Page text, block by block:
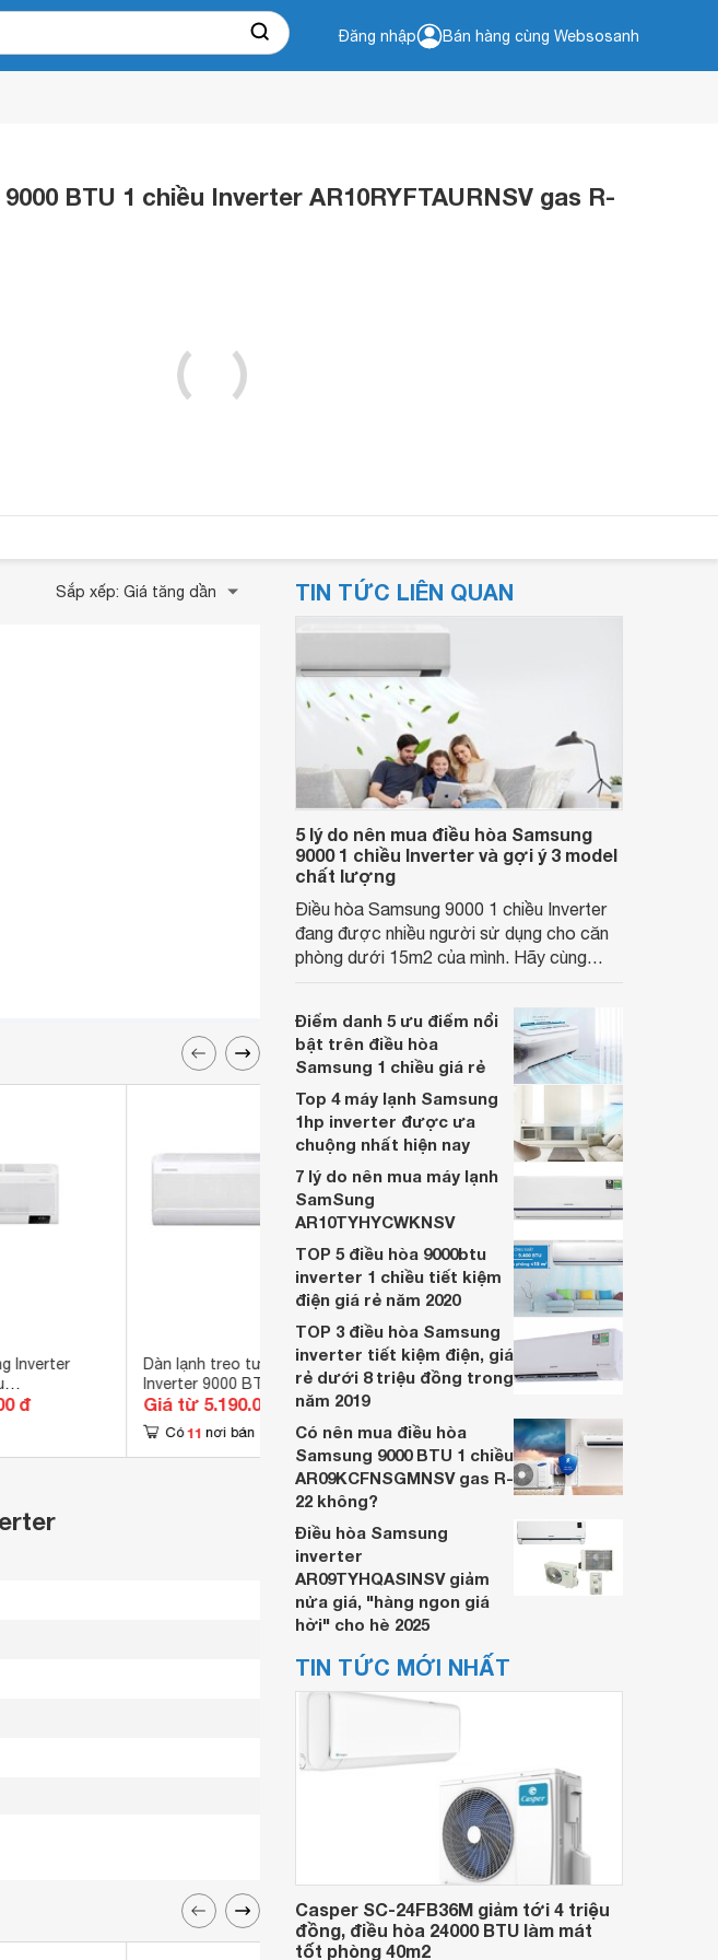
Đăng nhập Bán hàng cùng Websosanh
BTU 1 chiều Inverter AR10RYFTAURNSV gas R-
Sắp xếp: Giá tăng dần
Inverter
gas R-32
đ
Dàn lạnh treo tường Samsung
Inverter 9000 BTU 1 chiều
AJ025TNAPKH/EA gas R-410A
Giá từ 5.190.000 đ
Có 11 nơi bán
Dàn lạnh treo tường Multi
Samsung AJ050TNTDKH/EA
Có 17 nơi bán
TIN TỨC LIÊN QUAN
5 lý do nên mua điều hòa Samsung
9000 1 chiều Inverter và gợi ý 3 model
chất lượng
Điều hòa Samsung 9000 1 chiều Inverter
đang được nhiều người sử dụng cho căn
phòng dưới 15m2 của mình. Hãy cùng
trở nên thông dụng, cùng với đó là 3 gợi ý
sản phẩm tốt cho bạn lựa chọn.
Điểm danh 5 ưu điểm nổi
bật trên điều hòa
Samsung 1 chiều giá rẻ
Top 4 máy lạnh Samsung
1hp inverter được ưa
chuộng nhất hiện nay
7 lý do nên mua máy lạnh
SamSung
AR10TYHYCWKNSV
TOP 5 điều hòa 9000btu
inverter 1 chiều tiết kiệm
điện giá rẻ năm 2020
TOP 3 điều hòa Samsung
inverter tiết kiệm điện, giá
rẻ dưới 8 triệu đồng trong
năm 2019
Có nên mua điều hòa
Samsung 9000 BTU 1 chiều
AR09KCFNSGMNSV gas R-
22 không?
Điều hòa Samsung
inverter
AR09TYHQASINSV giảm
nửa giá, "hàng ngon giá
hời" cho hè 2025
TIN TỨC MỚI NHẤT
Casper SC-24FB36M giảm tới 4 triệu
đồng, điều hòa 24000 BTU làm mát
tốt phòng 40m2